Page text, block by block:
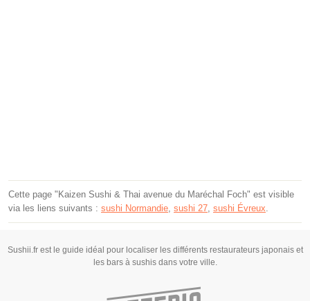
Cette page "Kaizen Sushi & Thai avenue du Maréchal Foch" est visible
via les liens suivants : sushi Normandie, sushi 27, sushi Évreux.
Sushii.fr est le guide idéal pour localiser les différents restaurateurs japonais et
les bars à sushis dans votre ville.